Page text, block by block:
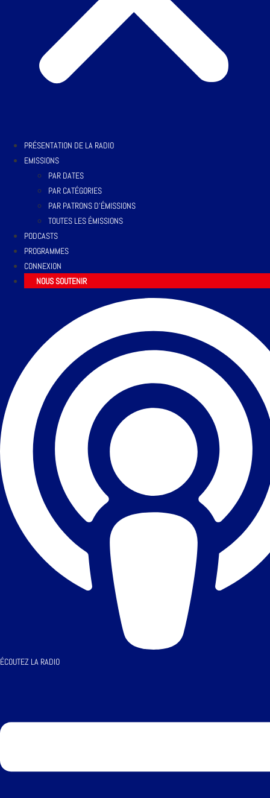
PRÉSENTATION DE LA RADIO
EMISSIONS
PAR DATES
PAR CATÉGORIES
PAR PATRONS D’ÉMISSIONS
TOUTES LES ÉMISSIONS
PODCASTS
PROGRAMMES
CONNEXION
NOUS SOUTENIR
ÉCOUTEZ LA RADIO